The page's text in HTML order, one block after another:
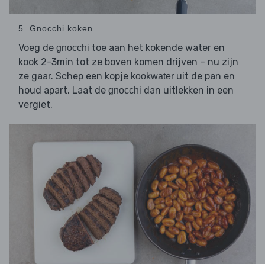
5. Gnocchi koken
Voeg de gnocchi toe aan het kokende water en
kook 2-3min tot ze boven komen drijven – nu zijn
ze gaar. Schep een kopje kookwater uit de pan en
houd apart. Laat de gnocchi dan uitlekken in een
vergiet.